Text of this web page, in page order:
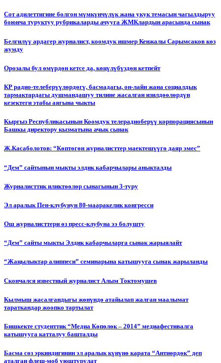
Сот адилеттигине болгон мүмкүнчүлүк жана укук темасын чагылдыруу
боюнча туруктуу рубрикаларды ачууга ЖМКлардын арасында сынак
Белгилүү ардагер журналист, коомдук ишмер Кенжалы Сарымсаков көз
жумду
Орозалы бул өмүрдөн кетсе да, көңүлүбүздөн кетпейт
КР радио-телеберүүлөрдөгү, басмадагы, он-лайн жана социалдык
тармактардагы душмандашуу тилине жасалган изилдөөлөрдүн
кезектеги этабы аягына чыкты
Кыргыз Республикасынын Коомдук телерадиоберүү корпорациясынын
Башкы директору кызматына ачык сынак
Ж.Касаболотов: “Көптөгөн журналисттер маектешүүгө даяр эмес”
“Дем” сайтынын мыкты элдик кабарчылары аныкталды
Журналисттик иликтөөлөр сынагынын 3-туру
Эл аралык Пен-клубунун 80-мааракелик конгресси
Ош журналисттери өз пресс-клубуна ээ болушту
“Дем” сайты мыкты Элдик кабарчыларга сынак жарыялайт
“Жаңылыктар алиппеси” семинарына катышууга сынак жарыланды
Cкончался известный журналист Алым Токтомушев
Кылмыш жасалгандыгы жөнүндө атайылап жалган маалымат
тараткандар жоопко тартылат
Бишкекте студенттик “Медиа Көпөлөк – 2014” медиафестивалга
катышууга катталуу башталды
Басма сөз эркиндигинин эл аралык күнүнө карата “Антиөрдөк” деп
аталган флеш-моб уюштурулат